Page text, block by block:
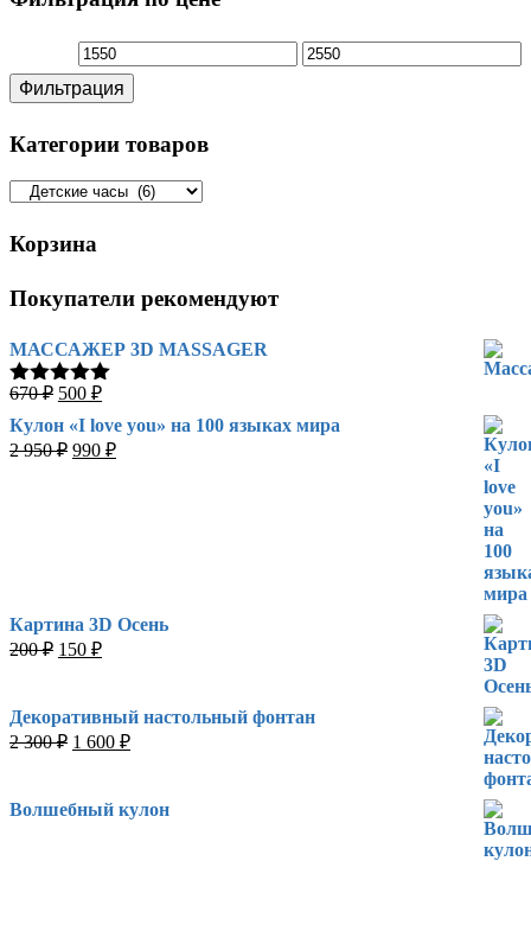
Минимальная
цена
Максимальная
Фильтрация
Категории товаров
Корзина
Покупатели рекомендуют
МАССАЖЕР 3D MASSAGER
Оценка
5.00
из 5
670₽ Первоначальная
составляла
670 ₽.
500 ₽Текущая
500 ₽.
Кулон «I love you» на 100 языках мира
2 950₽ Первоначальная
990 ₽Текущая
Картина 3D Осень
200₽ Первоначальная
200 ₽.
150 ₽Текущая
Декоративный настольный фонтан
2 300₽ Первоначальная
2
1 600 ₽Текущая
600 ₽.
Волшебный кулон